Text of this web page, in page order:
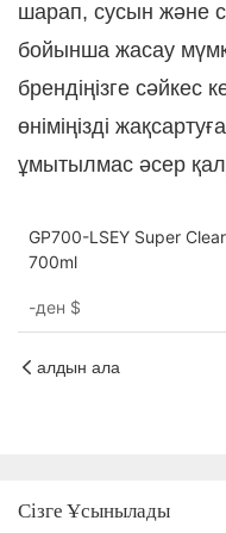
шарап, сусын және
бойынша жасау
брендіңізге сәйкес
өніміңізді
ұмытылмас әсер
GP700-LSEY Super
700ml
-ден $
алдын ала
Сізге Ұсынылады